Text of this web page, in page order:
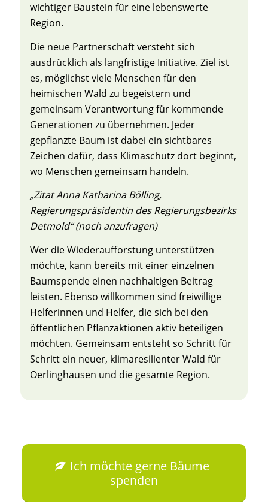
wichtiger Baustein für eine lebenswerte
Region.
Die neue Partnerschaft versteht sich
ausdrücklich als langfristige Initiative. Ziel ist
es, möglichst viele Menschen für den
heimischen Wald zu begeistern und
gemeinsam Verantwortung für kommende
Generationen zu übernehmen. Jeder
gepflanzte Baum ist dabei ein sichtbares
Zeichen dafür, dass Klimaschutz dort beginnt,
wo Menschen gemeinsam handeln.
„Zitat Anna Katharina Bölling,
Regierungspräsidentin des Regierungsbezirks
Detmold“ (noch anzufragen)
Wer die Wiederaufforstung unterstützen
möchte, kann bereits mit einer einzelnen
Baumspende einen nachhaltigen Beitrag
leisten. Ebenso willkommen sind freiwillige
Helferinnen und Helfer, die sich bei den
öffentlichen Pflanzaktionen aktiv beteiligen
möchten. Gemeinsam entsteht so Schritt für
Schritt ein neuer, klimaresilienter Wald für
Oerlinghausen und die gesamte Region.
Ich möchte gerne Bäume
spenden